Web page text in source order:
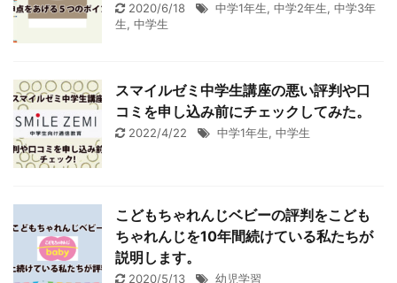
2020/6/18 中学1年生, 中学2年生, 中学3年
生, 中学生
スマイルゼミ中学生講座の悪い評判や口
コミを申し込み前にチェックしてみた。
2022/4/22 中学1年生, 中学生
こどもちゃれんじベビーの評判をこども
ちゃれんじを10年間続けている私たちが
説明します。
2020/5/13 幼児学習